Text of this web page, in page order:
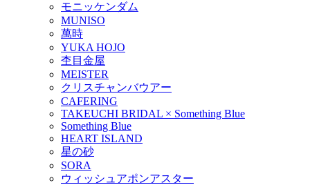
モニッケンダム
MUNISO
萬時
YUKA HOJO
杢目金屋
MEISTER
クリスチャンバウアー
CAFERING
TAKEUCHI BRIDAL × Something Blue
Something Blue
HEART ISLAND
星の砂
SORA
ウィッシュアポンアスター